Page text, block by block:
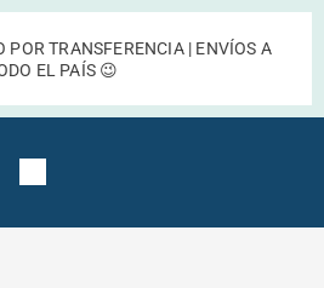
POR TRANSFERENCIA | ENVÍOS A
EL PAÍS 😉
Cart